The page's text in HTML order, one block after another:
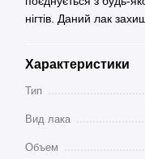
нігтів. Даний лак
Характеристики
Тип
Вид лака
Объем